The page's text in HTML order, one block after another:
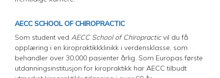
AECC SCHOOL OF CHIROPRACTIC
Som student ved AECC School of Chiropracticvil du få
opplæring i en kiropraktikkklinikk i verdensklasse, som
behandler over 30,000 pasienter årlig. Som Europas første
utdanningsinstitusjon for kiropraktikk har AECC tilbudt